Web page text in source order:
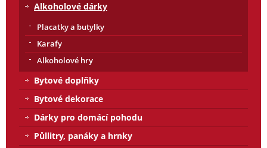
Alkoholové dárky
Placatky a butylky
Karafy
Alkoholové hry
Bytové doplňky
Bytové dekorace
Dárky pro domácí pohodu
Půllitry, panáky a hrnky